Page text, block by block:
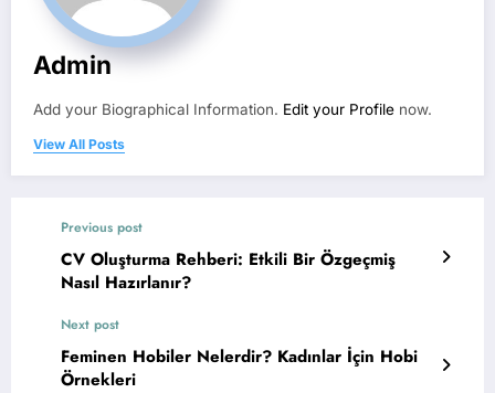
Admin
Add your Biographical Information. Edit your Profile now.
View All Posts
Previous post
CV Oluşturma Rehberi: Etkili Bir Özgeçmiş
Nasıl Hazırlanır?
Next post
Feminen Hobiler Nelerdir? Kadınlar İçin Hobi
Örnekleri